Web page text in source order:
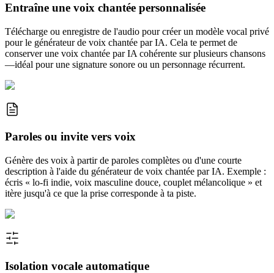
Entraîne une voix chantée personnalisée
Télécharge ou enregistre de l'audio pour créer un modèle vocal privé
pour le générateur de voix chantée par IA. Cela te permet de
conserver une voix chantée par IA cohérente sur plusieurs chansons
—idéal pour une signature sonore ou un personnage récurrent.
Paroles ou invite vers voix
Génère des voix à partir de paroles complètes ou d'une courte
description à l'aide du générateur de voix chantée par IA. Exemple :
écris « lo-fi indie, voix masculine douce, couplet mélancolique » et
itère jusqu'à ce que la prise corresponde à ta piste.
Isolation vocale automatique